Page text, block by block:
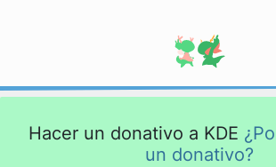
Hacer un donativo a KDE
un donativo?